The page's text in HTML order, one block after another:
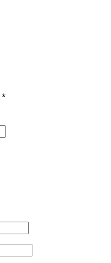
*Erforderlich